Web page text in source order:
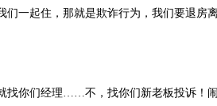
一起住，那就是欺诈行为，我们要退房
你们经理……不，找你们新老板投诉！